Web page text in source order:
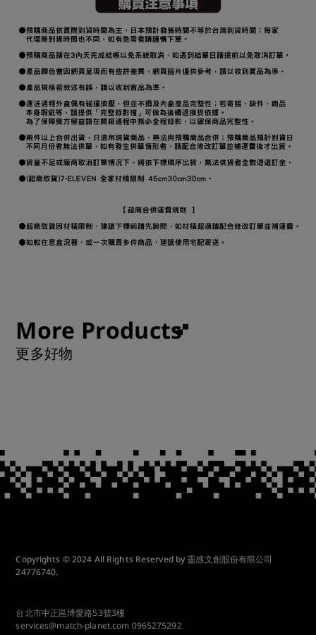
More Products
更多好物
Copyrights © 2024 All Rights Reserved by 靈感文創股份有限公司
24776740.
台北市中正區博愛路53號3樓
services@match-planet.com 0965275292